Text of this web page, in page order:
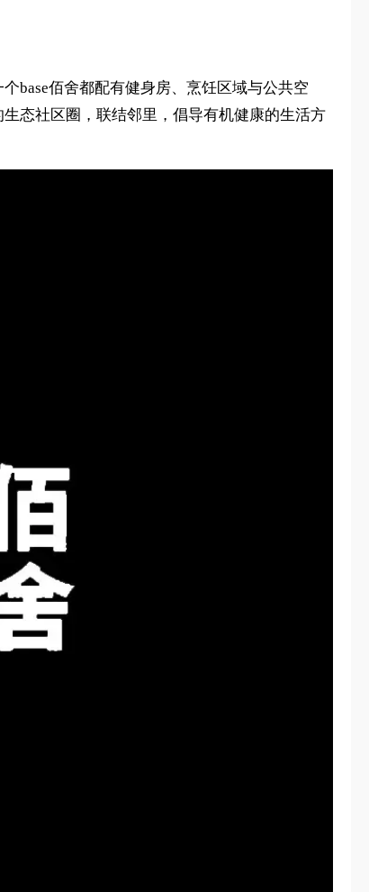
base佰舍都配有健身房、烹饪区域与公共空
态社区圈，联结邻里，倡导有机健康的生活方